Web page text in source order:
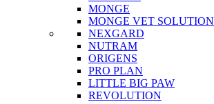
MONGE
MONGE VET SOLUTION
NEXGARD
NUTRAM
ORIGENS
PRO PLAN
LITTLE BIG PAW
REVOLUTION